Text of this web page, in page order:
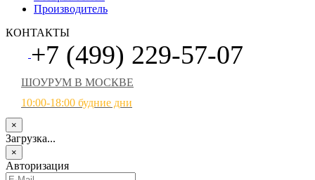
Производитель
КОНТАКТЫ
+7 (499) 229-57-07
ШОУРУМ В МОСКВЕ
10:00-18:00 будние дни
×
Загрузка...
×
Авторизация